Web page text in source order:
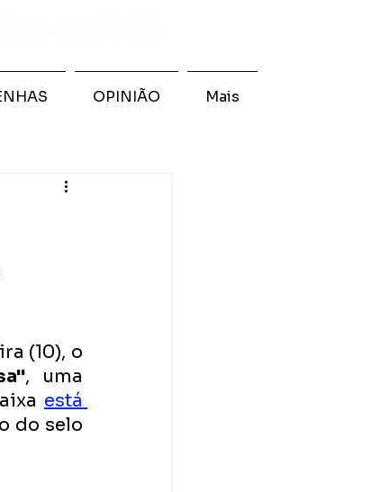
(10), o
, uma
está
do selo
OPINIÃO Mais